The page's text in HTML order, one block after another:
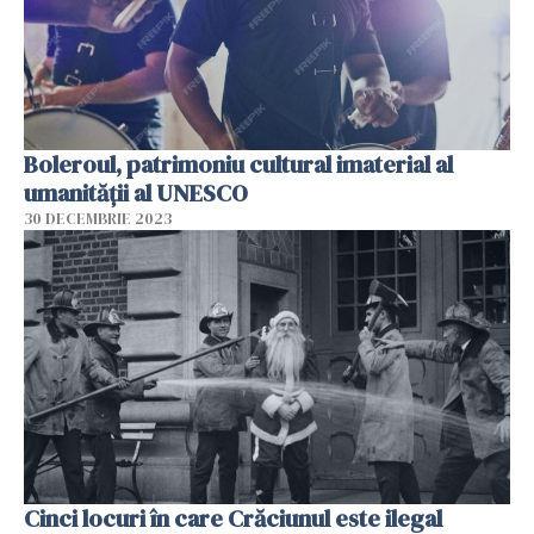
Boleroul, patrimoniu cultural imaterial al
umanității al UNESCO
30 DECEMBRIE 2023
Cinci locuri în care Crăciunul este ilegal